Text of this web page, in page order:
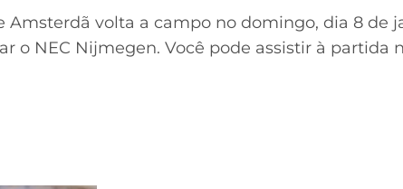
Amsterdã volta a campo no domingo, dia 8 de
o NEC Nijmegen. Você pode assistir à partida